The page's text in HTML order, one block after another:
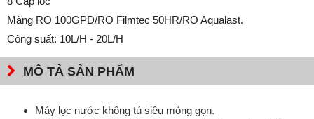
Màng RO 100GPD/RO Filmtec 50HR/RO Aqualast.
Công suất: 10L/H - 20L/H
MÔ TẢ SẢN PHẨM
Máy lọc nước không tủ siêu mỏng gọn.